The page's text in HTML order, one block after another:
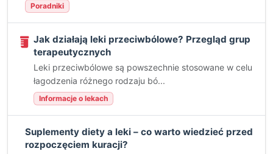
Poradniki
Jak działają leki przeciwbólowe? Przegląd grup
terapeutycznych
Leki przeciwbólowe są powszechnie stosowane w celu
łagodzenia różnego rodzaju bó...
Informacje o lekach
Suplementy diety a leki – co warto wiedzieć przed
rozpoczęciem kuracji?